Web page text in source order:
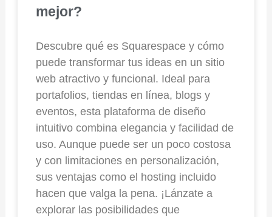
mejor?
Descubre qué es Squarespace y cómo
puede transformar tus ideas en un sitio
web atractivo y funcional. Ideal para
portafolios, tiendas en línea, blogs y
eventos, esta plataforma de diseño
intuitivo combina elegancia y facilidad de
uso. Aunque puede ser un poco costosa
y con limitaciones en personalización,
sus ventajas como el hosting incluido
hacen que valga la pena. ¡Lánzate a
explorar las posibilidades que